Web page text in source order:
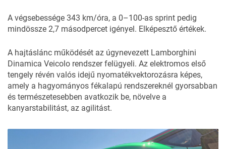
A végsebessége 343 km/óra, a 0–100-as sprint pedig
mindössze 2,7 másodpercet igényel. Elképesztő értékek.
A hajtáslánc működését az úgynevezett Lamborghini
Dinamica Veicolo rendszer felügyeli. Az elektromos első
tengely révén valós idejű nyomatékvektorozásra képes,
amely a hagyományos fékalapú rendszereknél gyorsabban
és természetesebben avatkozik be, növelve a
kanyarstabilitást, az agilitást.